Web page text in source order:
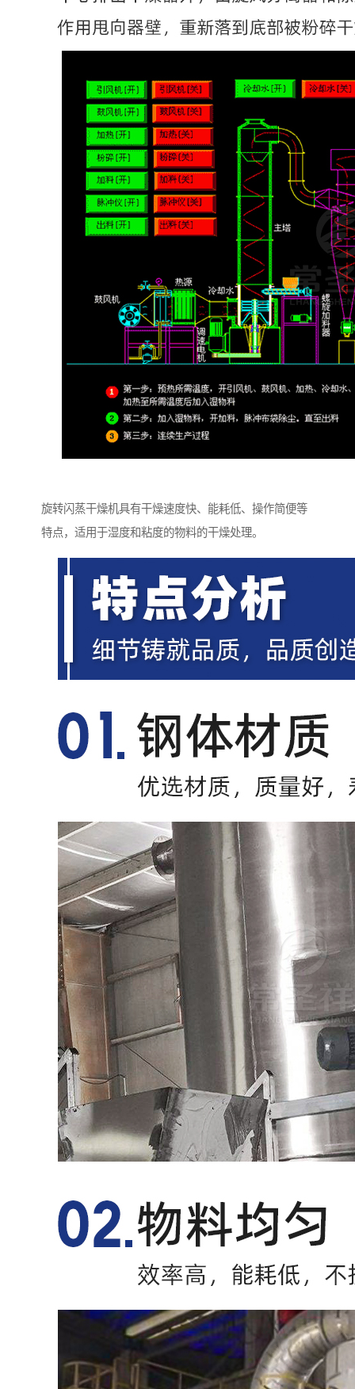
旋转闪蒸干燥机具有干燥速度快、能耗低、操作简便等
特点，适用于湿度和粘度的物料的干燥处理。